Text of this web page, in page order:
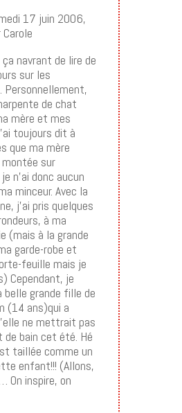
17 juin 2006,
navrant de lire de
sur les
Personnellement,
de chat
mère et mes
toujours dit à
que ma mère
montée sur
n’ai donc aucun
minceur. Avec la
j’ai pris quelques
à ma
(mais à la grande
garde-robe et
feuille mais je
Cependant, je
belle grande fille de
(14 ans)qui a
ne mettrait pas
de bain cet été. Hé
taillée comme un
enfant!!! (Allons,
On inspire, on